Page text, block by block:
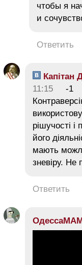
чтобы я
и
Ответить
Капітан
11:15
-1
рішучості
його
мають
зневіру. Не
Ответить